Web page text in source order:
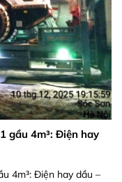
gầu 4m³: Điện hay
4m³: Điện hay dầu –